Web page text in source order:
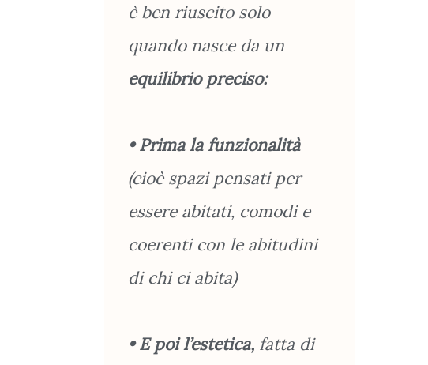
è ben riuscito solo
quando nasce da un
equilibrio preciso:
• Prima la funzionalità
(cioè spazi pensati per
essere abitati, comodi e
coerenti con le abitudini
di chi ci abita)
• E poi l’estetica, fatta di